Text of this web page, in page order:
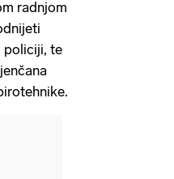
radnjom
policiji, te